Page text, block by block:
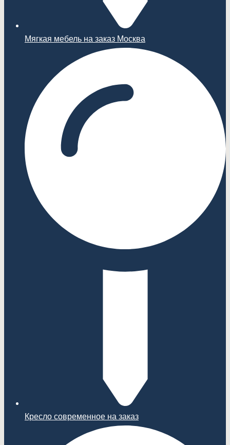
Мягкая мебель на заказ Москва
Кресло современное на заказ